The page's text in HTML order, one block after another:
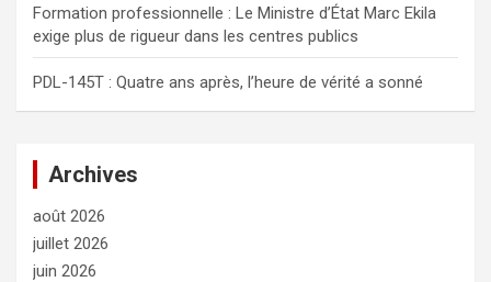
Formation professionnelle : Le Ministre d’État Marc Ekila
exige plus de rigueur dans les centres publics
PDL-145T : Quatre ans après, l’heure de vérité a sonné
Archives
août 2026
juillet 2026
juin 2026